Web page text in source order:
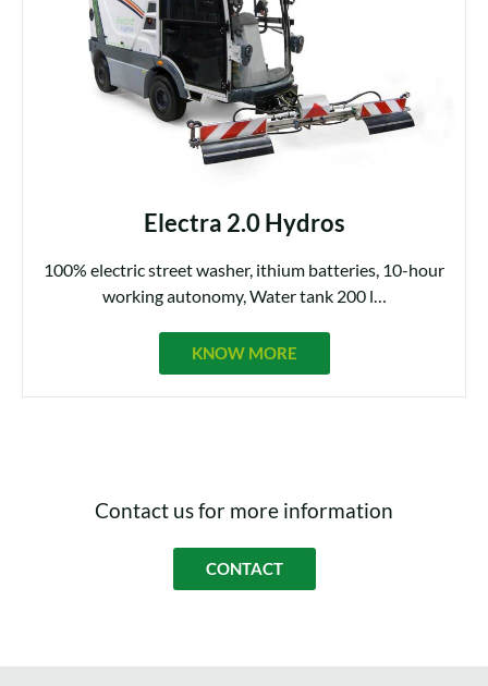
Electra 2.0 Hydros
100% electric street washer, ithium batteries, 10-hour
working autonomy,Water tank 200 l…
KNOW MORE
Contact us for more information
CONTACT